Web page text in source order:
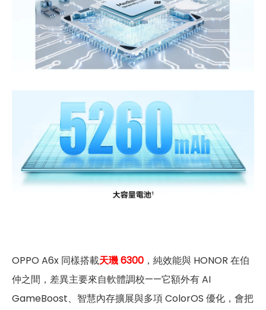
OPPO A6x 同樣搭載天璣 6300 ，純效能與 HONOR 在伯
仲之間，差異主要來自軟體調校——它額外有 AI
GameBoost、智慧內存擴展與多項 ColorOS 優化，會把